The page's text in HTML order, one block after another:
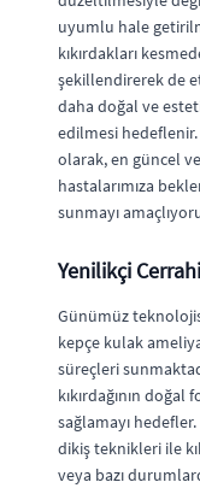
uyumlu hale
kıkırdakları
şekillendirerek de
daha doğal ve
edilmesi hedeflenir.
olarak, en güncel
hastalarımıza
sunmayı
Yenilikçi
Günümüz
kepçe kulak
süreçleri
kıkırdağının
sağlamayı
dikiş teknikleri ile
veya bazı